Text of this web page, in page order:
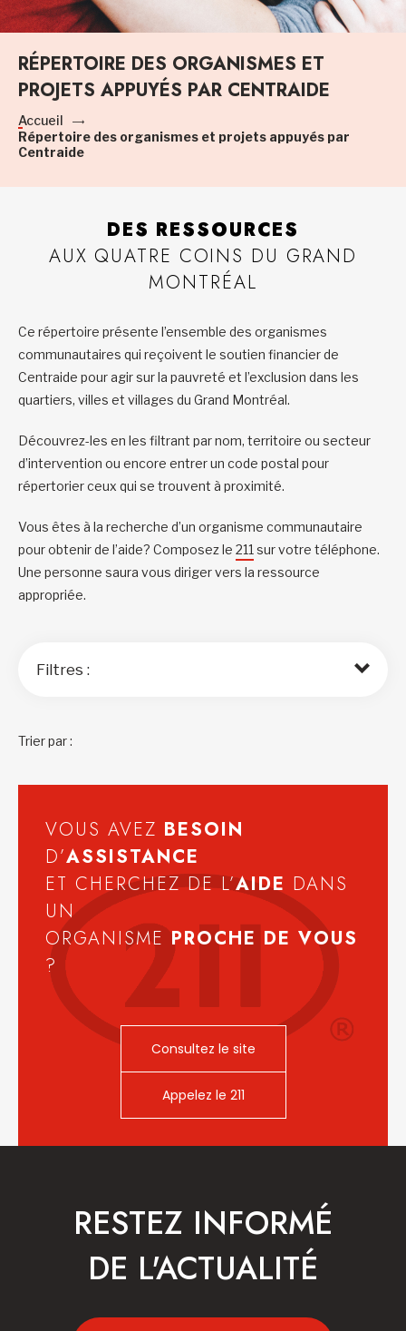
RÉPERTOIRE DES ORGANISMES ET
PROJETS APPUYÉS PAR CENTRAIDE
Accueil
Répertoire des organismes et projets appuyés par
Centraide
DES RESSOURCES
AUX QUATRE COINS DU GRAND
MONTRÉAL
Ce répertoire présente l’ensemble des organismes
communautaires qui reçoivent le soutien financier de
Centraide pour agir sur la pauvreté et l’exclusion dans les
quartiers, villes et villages du Grand Montréal.
Découvrez-les en les filtrant par nom, territoire ou secteur
d’intervention ou encore entrer un code postal pour
répertorier ceux qui se trouvent à proximité.
Vous êtes à la recherche d’un organisme communautaire
pour obtenir de l’aide? Composez le 211 sur votre téléphone.
Une personne saura vous diriger vers la ressource
appropriée.
Filtres :
Trier par :
VOUS AVEZ BESOIN
D’ASSISTANCE
ET CHERCHEZ DE L’AIDE DANS
UN
ORGANISMEPROCHE DE VOUS
?
Consultez le site
Appelez le 211
RESTEZ INFORMÉ
DE L'ACTUALITÉ